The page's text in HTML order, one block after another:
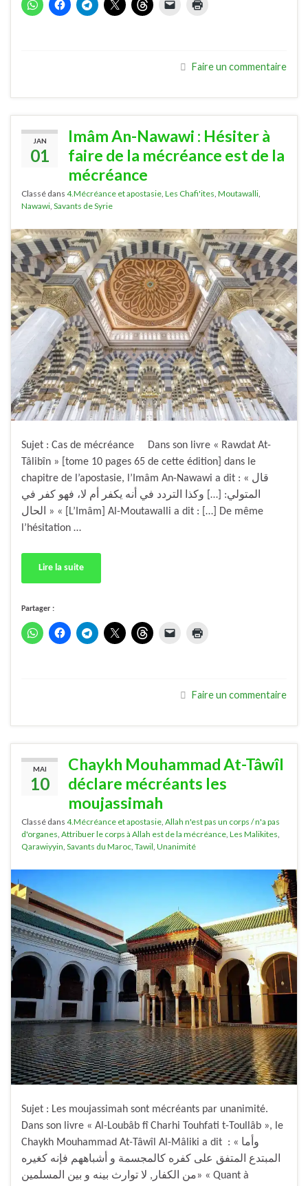
Faire un commentaire
JAN
01
Imâm An-Nawawi : Hésiter à
faire de la mécréance est de la
mécréance
Classé dans 4.Mécréance et apostasie, Les Chafi'ites, Moutawalli,
Nawawi, Savants de Syrie
Sujet : Cas de mécréance Dans son livre « Rawdat At-
Tâlibîn » [tome 10 pages 65 de cette édition] dans le
chapitre de l’apostasie, l’Imâm An-Nawawi a dit : « قال
المتولي: […] وكذا التردد في أنه يكفر أم لا، فهو كفر في
الحال » « [L’Imâm] Al-Moutawalli a dit : […] De même
l’hésitation …
Lire la suite
Partager :
Faire un commentaire
MAI
10
Chaykh Mouhammad At-Tâwîl
déclare mécréants les
moujassimah
Classé dans 4.Mécréance et apostasie, Allah n'est pas un corps / n'a pas
d'organes, Attribuer le corps à Allah est de la mécréance, Les Malikites,
Qarawiyyin, Savants du Maroc, Tawil, Unanimité
Sujet : Les moujassimah sont mécréants par unanimité.
Dans son livre « Al-Loubâb fî Charhi Touhfati t-Toullâb », le
Chaykh Mouhammad At-Tâwîl Al-Mâliki a dit : « وأما
المبتدع المتفق على كفره كالمجسمة و أشباههم فإنه كغيره
من الكفار, لا توارث بينه و بين المسلمين» « Quant à